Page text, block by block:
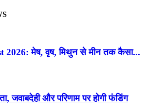
2026: मेष, वृष, मिथुन से मीन तक कैसा...
जवाबदेही और परिणाम पर होगी फंडिंग